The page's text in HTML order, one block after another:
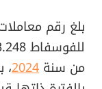
بلغ رقم
من سنة 2024